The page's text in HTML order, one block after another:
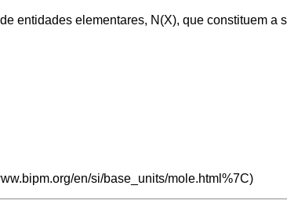
entidades elementares, N(X), que constituem a